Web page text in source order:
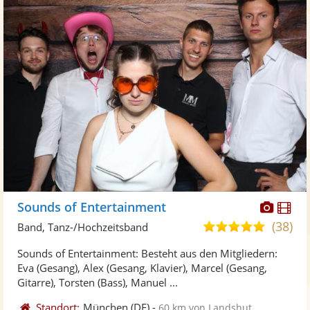
Fotos
Sounds of Entertainment
5,0
5
Sternen
(38)
Band, Tanz-/Hochzeitsband
Sounds of Entertainment: Besteht aus den Mitgliedern:
Eva (Gesang), Alex (Gesang, Klavier), Marcel (Gesang,
Gitarre), Torsten (Bass), Manuel ...
Standort: München (DE) -